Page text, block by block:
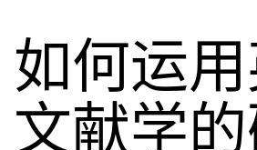
如何运
文献学